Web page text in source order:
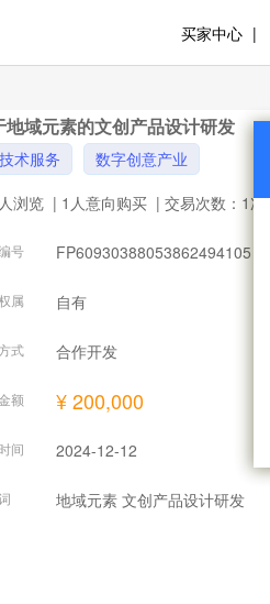
买家中心
地域元素的文创产品设计研发
术服务
数字创意产业
浏览 | 1人意向购买 | 交易次数：1次
号 FP60930388053862494105
属 自有
式 合作开发
额 ¥ 200,000
间 2024-12-12
地域元素 文创产品设计研发